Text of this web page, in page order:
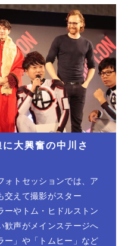
大興奮の中川さ
ォトセッションでは、ア
交えて撮影がスター
ーやトム・ヒドルストン
歓声がメインステージへ
ー」や「トムヒー」など